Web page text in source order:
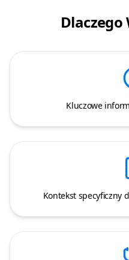
Dlaczego
Kluczowe
Kontekst specyficzny